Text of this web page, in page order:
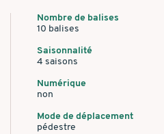
Nombre de balises
10 balises
Saisonnalité
4 saisons
Numérique
non
Mode de déplacement
pédestre